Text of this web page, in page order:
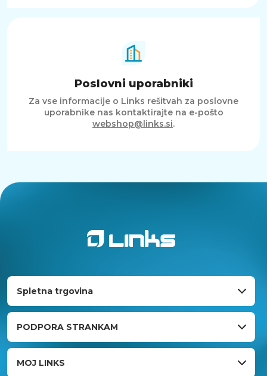
Poslovni uporabniki
Za vse informacije o Links rešitvah za poslovne
uporabnike nas kontaktirajte na e-pošto
webshop@links.si.
Spletna trgovina
PODPORA STRANKAM
MOJ LINKS